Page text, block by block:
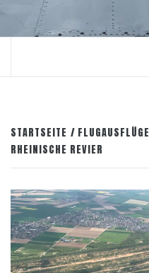
STARTSEITE FLUGAUSFLÜGE
RHEINISCHE REVIER